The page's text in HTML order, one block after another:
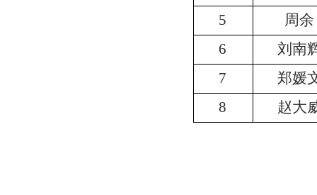
5
周余
6
刘南
7
郑媛
8
赵大